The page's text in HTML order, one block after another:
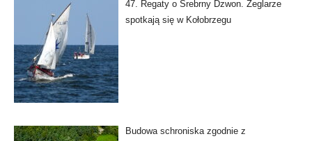
47. Regaty o Srebrny Dzwon. Żeglarze
spotkają się w Kołobrzegu
Budowa schroniska zgodnie z